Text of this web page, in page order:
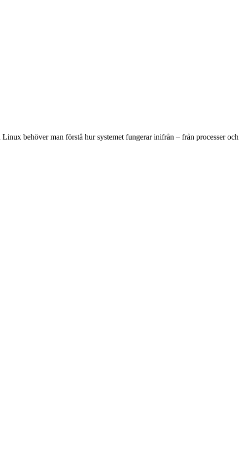
behöver man förstå hur systemet fungerar inifrån – från processer och